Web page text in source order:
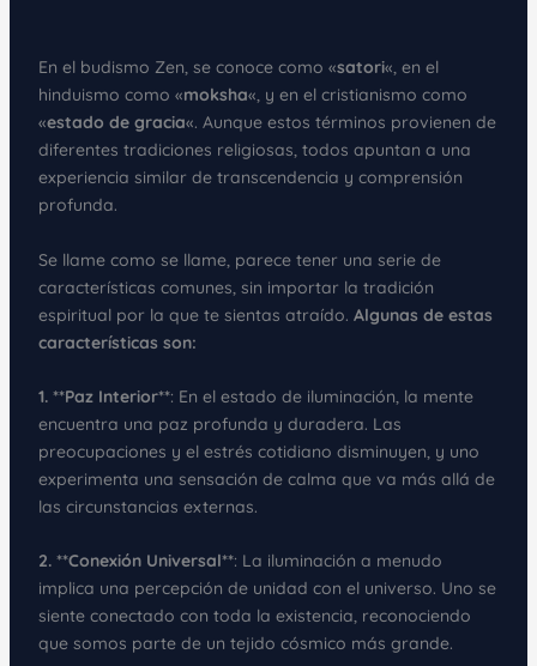
En el budismo Zen, se conoce como «satori«, en el
hinduismo como «moksha«, y en el cristianismo como
«estado de gracia«. Aunque estos términos provienen de
diferentes tradiciones religiosas, todos apuntan a una
experiencia similar de transcendencia y comprensión
profunda.
Se llame como se llame, parece tener una serie de
características comunes, sin importar la tradición
espiritual por la que te sientas atraído. Algunas de estas
características son:
1. **Paz Interior**: En el estado de iluminación, la mente
encuentra una paz profunda y duradera. Las
preocupaciones y el estrés cotidiano disminuyen, y uno
experimenta una sensación de calma que va más allá de
las circunstancias externas.
2. **Conexión Universal**: La iluminación a menudo
implica una percepción de unidad con el universo. Uno se
siente conectado con toda la existencia, reconociendo
que somos parte de un tejido cósmico más grande.